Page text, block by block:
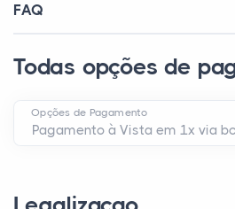
FAQ
Todas opções de
Opções de Pagamento